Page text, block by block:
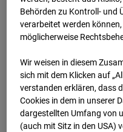
BC-145 - BV
Archiv
2024
BC-145 -
Behörden zu Kontroll- und
verarbeitet werden
möglicherweise
Wir weisen in diesem
sich mit dem Klicken auf
ver­standen erklären, dass
Cookies in dem in unserer
dargestellten Umfang von
(auch mit Sitz in den USA)